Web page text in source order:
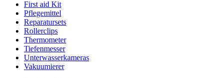
First aid Kit
Pflegemittel
Reparatursets
Rollerclips
Thermometer
Tiefenmesser
Unterwasserkameras
Vakuumierer